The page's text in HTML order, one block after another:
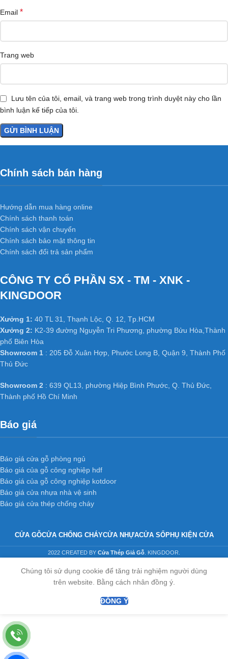
Email *
Trang web
Lưu tên của tôi, email, và trang web trong trình duyệt này cho lần
bình luận kế tiếp của tôi.
Chính sách bán hàng
Hướng dẫn mua hàng online
Chính sách thanh toán
Chính sách vận chuyển
Chính sách bảo mật thông tin
Chính sách đổi trả sản phẩm
CÔNG TY CỔ PHẦN SX - TM - XNK -
KINGDOOR
Xưởng 1: 40 TL 31, Thạnh Lộc, Q. 12, Tp.HCM
Xưởng 2: K2-39 đường Nguyễn Tri Phương, phường Bửu Hòa,Thành
phố Biên Hòa
Showroom 1 : 205 Đỗ Xuân Hợp, Phước Long B, Quận 9, Thành Phố
Thủ Đức
Showroom 2 : 639 QL13, phường Hiệp Bình Phước, Q. Thủ Đức,
Thành phố Hồ Chí Minh
Báo giá
Báo giá cửa gỗ phòng ngủ
Báo giá của gỗ công nghiệp hdf
Báo giá của gỗ công nghiệp kotdoor
Báo giá cửa nhựa nhà vệ sinh
Báo giá cửa thép chống cháy
CỬA GỖCỬA CHỐNG CHÁYCỬA NHỰACỬA SỔPHỤ KIỆN CỬA
2022 CREATED BY Cửa Thép Giả Gỗ. KINGDOOR.
Chúng tôi sử dụng cookie để tăng trải nghiệm người dùng
trên website. Bằng cách nhân đồng ý.
ĐỒNG Ý